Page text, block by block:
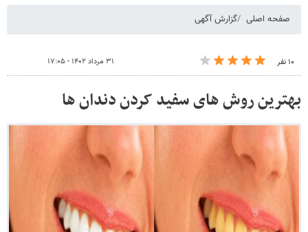
صفحه اصلی گزارش آگهی
۱۰ نفر ۳۱ مرداد ۱۴۰۲ - ۱۷:۰۵
بهترین روش های سفید کردن دندان ها